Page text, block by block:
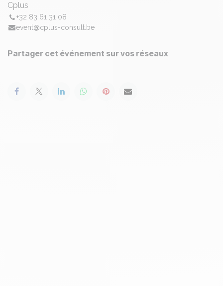
Cplus
+32 83 61 31 08
event@cplus-consult.be
Partager cet événement sur vos réseaux